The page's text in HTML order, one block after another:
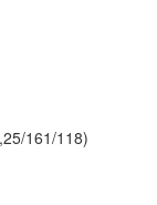
161/118)